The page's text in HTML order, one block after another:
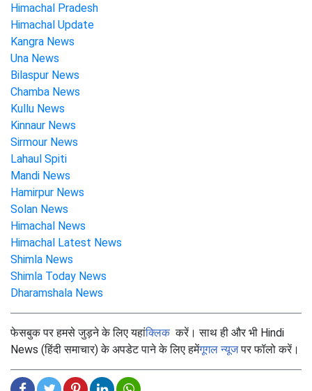
Himachal Pradesh
Himachal Update
Kangra News
Una News
Bilaspur News
Chamba News
Kullu News
Kinnaur News
Sirmour News
Lahaul Spiti
Mandi News
Hamirpur News
Solan News
Himachal News
Himachal Latest News
Shimla News
Shimla Today News
Dharamshala News
फेसबुक पर हमसे जुड़ने के लिए यहांक्लिककरें। साथ ही और भी Hindi
News (हिंदी समाचार) के अपडेट पाने के लिए हमेंगूगल न्यूजपर फॉलो करें।